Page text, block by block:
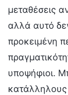
μεταθέσεις
αλλά αυτό
προκειμένη
υποψήφιοι.